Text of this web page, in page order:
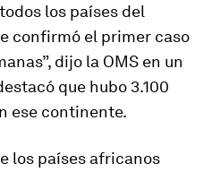
los países del
confirmó el primer caso
dijo la OMS en un
que hubo 3.100
ese continente.
los países africanos